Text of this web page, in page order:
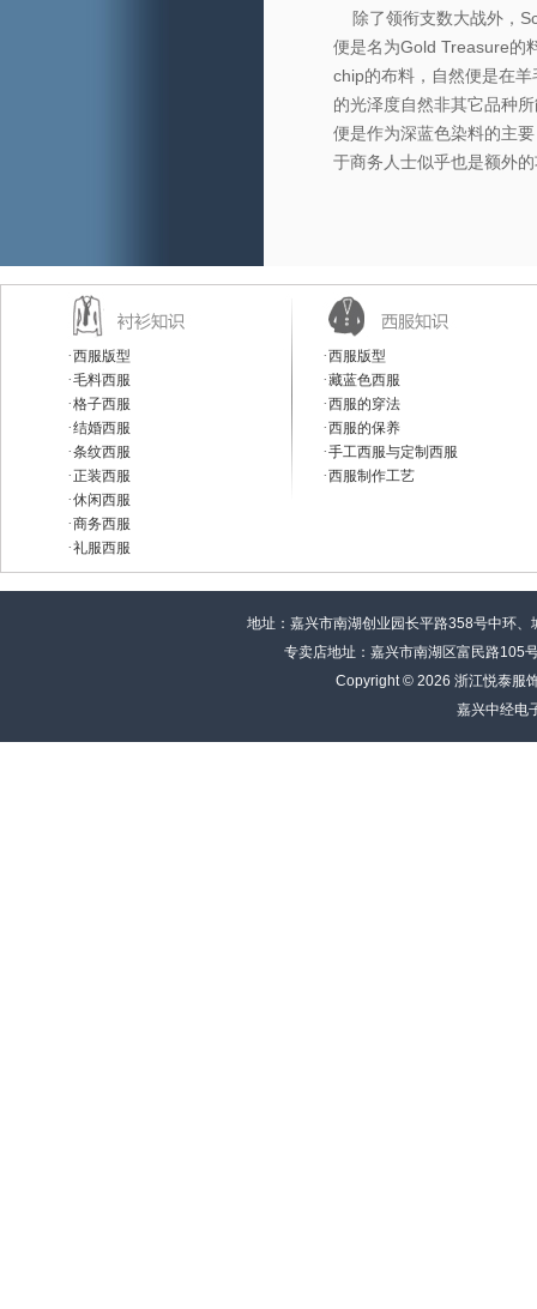
除了领衔支数大战外，
便是名为Gold Treasure的
chip的布料，自然便是在
的光泽度自然非其它品种
便是作为深蓝色染料的主
于商务人士似乎也是额外
·西服版型
·毛料西服
·格子西服
·结婚西服
·条纹西服
·正装西服
·休闲西服
·商务西服
·礼服西服
·西服版型
·藏蓝色西服
·西服的穿法
·西服的保养
·手工西服与定制西服
·西服制作工艺
地址：嘉兴市南湖创业园长平路358号中环
专卖店地址：嘉兴市南湖区富民路105
Copyright © 2026 浙江悦泰服
嘉兴中经电